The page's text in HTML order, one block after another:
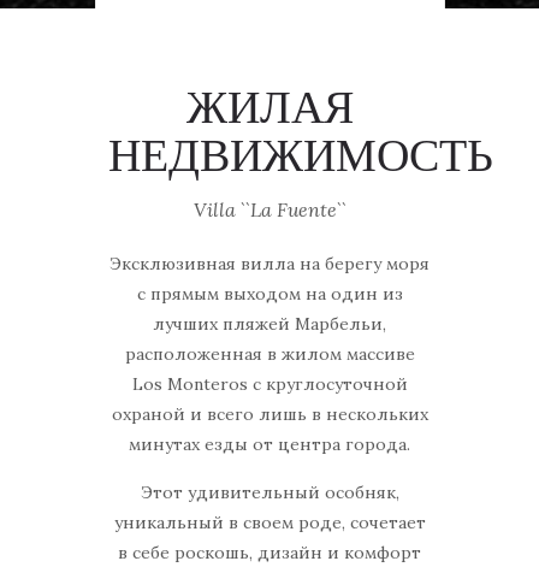
ЖИЛАЯ
НЕДВИЖИМОСТЬ
Villa ``La Fuente``
Эксклюзивная вилла на берегу моря
с прямым выходом на один из
лучших пляжей Марбельи,
расположенная в жилом массиве
Los Monteros с круглосуточной
охраной и всего лишь в нескольких
минутах езды от центра города.
Этот удивительный особняк,
уникальный в своем роде, сочетает
в себе роскошь, дизайн и комфорт